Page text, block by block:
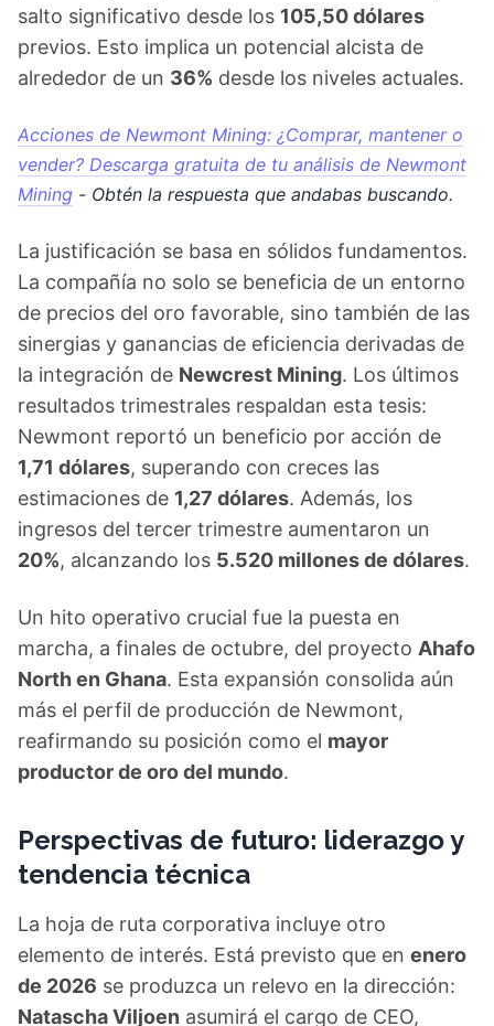
salto significativo desde los 105,50 dólares
previos. Esto implica un potencial alcista de
alrededor de un 36% desde los niveles actuales.
Acciones de Newmont Mining: ¿Comprar, mantener o
vender? Descarga gratuita de tu análisis de Newmont
Mining - Obtén la respuesta que andabas buscando.
La justificación se basa en sólidos fundamentos.
La compañía no solo se beneficia de un entorno
de precios del oro favorable, sino también de las
sinergias y ganancias de eficiencia derivadas de
la integración de Newcrest Mining. Los últimos
resultados trimestrales respaldan esta tesis:
Newmont reportó un beneficio por acción de
1,71 dólares, superando con creces las
estimaciones de 1,27 dólares. Además, los
ingresos del tercer trimestre aumentaron un
20%, alcanzando los 5.520 millones de dólares.
Un hito operativo crucial fue la puesta en
marcha, a finales de octubre, del proyecto Ahafo
North en Ghana. Esta expansión consolida aún
más el perfil de producción de Newmont,
reafirmando su posición como el mayor
productor de oro del mundo.
Perspectivas de futuro: liderazgo y
tendencia técnica
La hoja de ruta corporativa incluye otro
elemento de interés. Está previsto que en enero
de 2026 se produzca un relevo en la dirección:
Natascha Viljoen asumirá el cargo de CEO,